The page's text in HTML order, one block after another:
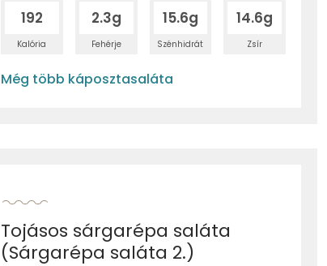
192
Kalória
2.3g
Fehérje
15.6g
Szénhidrát
14.6g
Zsír
Még több káposztasaláta
Tojásos sárgarépa saláta
(Sárgarépa saláta 2.)